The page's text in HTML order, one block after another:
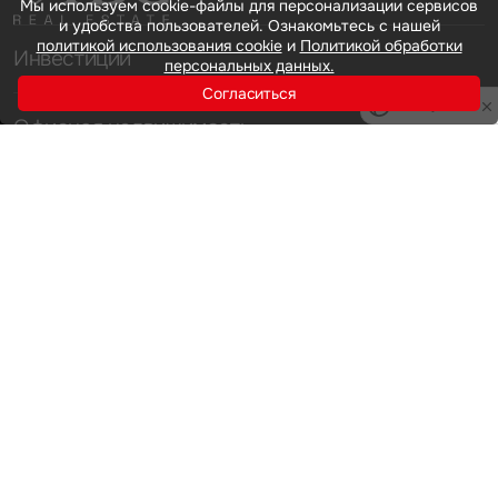
Инвестиции
Офисная недвижимость
Мы используем cookie-файлы для персонализации сервисов
и удобства пользователей. Ознакомьтесь с нашей
политикой использования cookieи Политикой обработки
персональных данных.
Согласиться